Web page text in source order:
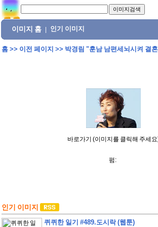
이미지 홈 인기 이미지
홈>> 이전 페이지 >> 박경림 "훈남 남편세뇌시켜 결
바로가기 (이미지를 클릭해 주세
펌:
인기 이미지
퀴퀴한 일기 #489.도시락 (웹툰)